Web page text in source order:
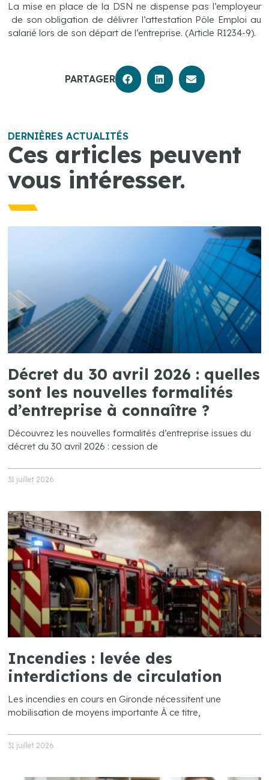
La mise en place de la DSN ne dispense pas l’employeur
de son obligation de délivrer l’attestation Pôle Emploi au
salarié lors de son départ de l’entreprise. (Article R1234-9).
PARTAGER
DERNIÈRES ACTUALITÉS
Ces articles peuvent
vous intéresser.
Décret du 30 avril 2026 : quelles
sont les nouvelles formalités
d’entreprise à connaître ?
Découvrez les nouvelles formalités d’entreprise issues du
décret du 30 avril 2026 : cession de
31 juillet 2026
Incendies : levée des
interdictions de circulation
Les incendies en cours en Gironde nécessitent une
mobilisation de moyens importante À ce titre,
31 juillet 2026